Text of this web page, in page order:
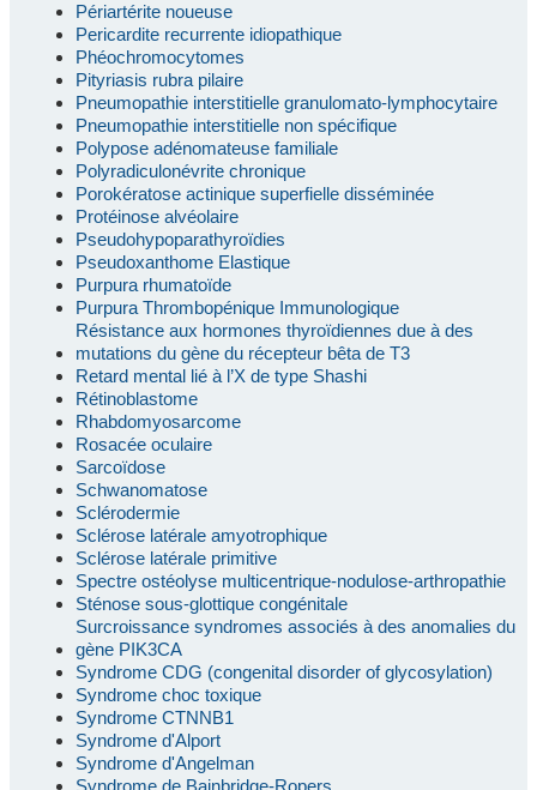
Périartérite noueuse
Pericardite recurrente idiopathique
Phéochromocytomes
Pityriasis rubra pilaire
Pneumopathie interstitielle granulomato-lymphocytaire
Pneumopathie interstitielle non spécifique
Polypose adénomateuse familiale
Polyradiculonévrite chronique
Porokératose actinique superfielle disséminée
Protéinose alvéolaire
Pseudohypoparathyroïdies
Pseudoxanthome Elastique
Purpura rhumatoïde
Purpura Thrombopénique Immunologique
Résistance aux hormones thyroïdiennes due à des
mutations du gène du récepteur bêta de T3
Retard mental lié à l’X de type Shashi
Rétinoblastome
Rhabdomyosarcome
Rosacée oculaire
Sarcoïdose
Schwanomatose
Sclérodermie
Sclérose latérale amyotrophique
Sclérose latérale primitive
Spectre ostéolyse multicentrique-nodulose-arthropathie
Sténose sous-glottique congénitale
Surcroissance syndromes associés à des anomalies du
gène PIK3CA
Syndrome CDG (congenital disorder of glycosylation)
Syndrome choc toxique
Syndrome CTNNB1
Syndrome d'Alport
Syndrome d'Angelman
Syndrome de Bainbridge-Ropers